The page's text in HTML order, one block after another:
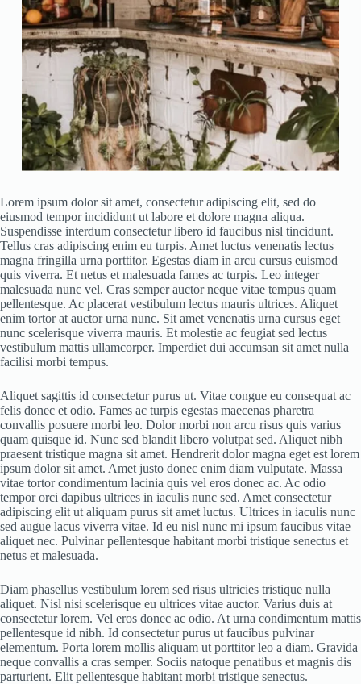
Lorem ipsum dolor sit amet, consectetur adipiscing elit, sed do
eiusmod tempor incididunt ut labore et dolore magna aliqua.
Suspendisse interdum consectetur libero id faucibus nisl tincidunt.
Tellus cras adipiscing enim eu turpis. Amet luctus venenatis lectus
magna fringilla urna porttitor. Egestas diam in arcu cursus euismod
quis viverra. Et netus et malesuada fames ac turpis. Leo integer
malesuada nunc vel. Cras semper auctor neque vitae tempus quam
pellentesque. Ac placerat vestibulum lectus mauris ultrices. Aliquet
enim tortor at auctor urna nunc. Sit amet venenatis urna cursus eget
nunc scelerisque viverra mauris. Et molestie ac feugiat sed lectus
vestibulum mattis ullamcorper. Imperdiet dui accumsan sit amet nulla
facilisi morbi tempus.
Aliquet sagittis id consectetur purus ut. Vitae congue eu consequat ac
felis donec et odio. Fames ac turpis egestas maecenas pharetra
convallis posuere morbi leo. Dolor morbi non arcu risus quis varius
quam quisque id. Nunc sed blandit libero volutpat sed. Aliquet nibh
praesent tristique magna sit amet. Hendrerit dolor magna eget est lorem
ipsum dolor sit amet. Amet justo donec enim diam vulputate. Massa
vitae tortor condimentum lacinia quis vel eros donec ac. Ac odio
tempor orci dapibus ultrices in iaculis nunc sed. Amet consectetur
adipiscing elit ut aliquam purus sit amet luctus. Ultrices in iaculis nunc
sed augue lacus viverra vitae. Id eu nisl nunc mi ipsum faucibus vitae
aliquet nec. Pulvinar pellentesque habitant morbi tristique senectus et
netus et malesuada.
Diam phasellus vestibulum lorem sed risus ultricies tristique nulla
aliquet. Nisl nisi scelerisque eu ultrices vitae auctor. Varius duis at
consectetur lorem. Vel eros donec ac odio. At urna condimentum mattis
pellentesque id nibh. Id consectetur purus ut faucibus pulvinar
elementum. Porta lorem mollis aliquam ut porttitor leo a diam. Gravida
neque convallis a cras semper. Sociis natoque penatibus et magnis dis
parturient. Elit pellentesque habitant morbi tristique senectus.